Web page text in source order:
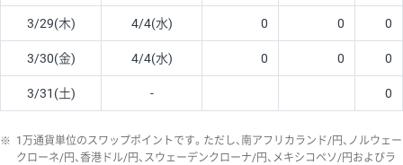
3/29(木) 4/4(水) 0 0 0
3/30(金) 4/4(水) 0 0 0
3/31(土) - 0
※ 1万通貨単位のスワップポイントです。ただし、南アフリカランド/円、ノルウェー
クローネ/円、香港ドル/円、スウェーデンクローナ/円、メキシコペソ/円およびラ